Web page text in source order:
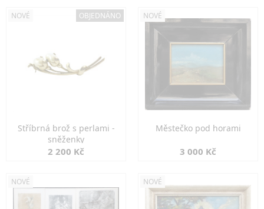
NOVÉ OBJEDNÁNO
Stříbrná brož s perlami -
sněženky
2 200 Kč
NOVÉ
Městečko pod horami
3 000 Kč
NOVÉ NOVÉ